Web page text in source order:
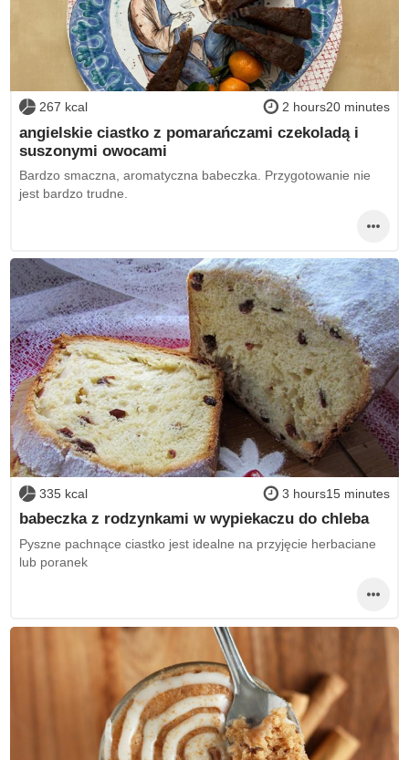
267 kcal 2 hours20 minutes
angielskie ciastko z pomarańczami czekoladą i
suszonymi owocami
Bardzo smaczna, aromatyczna babeczka. Przygotowanie nie
jest bardzo trudne.
335 kcal 3 hours15 minutes
babeczka z rodzynkami w wypiekaczu do chleba
Pyszne pachnące ciastko jest idealne na przyjęcie herbaciane
lub poranek